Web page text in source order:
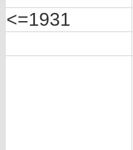
<=1931